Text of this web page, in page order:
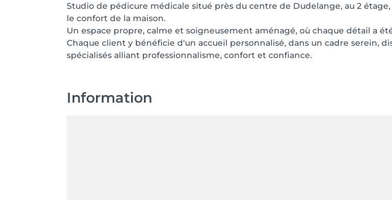
Studio de pédicure médicale situé près du centre de Dudelange, au 2
le confort de la maison.
Un espace propre, calme et soigneusement aménagé, où chaque détail a
Chaque client y bénéficie d'un accueil personnalisé, dans un cadre serein,
Information